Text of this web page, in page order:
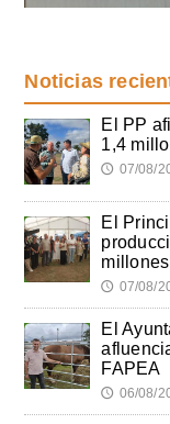
Noticias
El PP
1,4
🕔 07/08/
El
🕔 07/08/
El
FAPEA
🕔 06/08/